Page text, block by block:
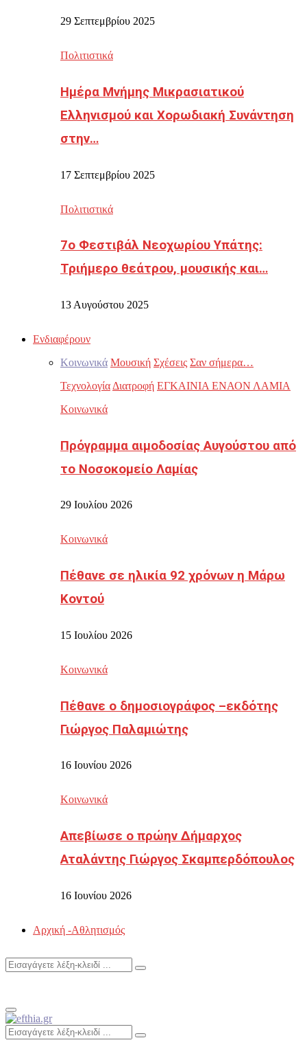
29 Σεπτεμβρίου 2025
Πολιτιστικά
Ημέρα Μνήμης Μικρασιατικού
Ελληνισμού και Χορωδιακή Συνάντηση
στην…
17 Σεπτεμβρίου 2025
Πολιτιστικά
7ο Φεστιβάλ Νεοχωρίου Υπάτης:
Τριήμερο θεάτρου, μουσικής και…
13 Αυγούστου 2025
Ενδιαφέρουν
Κοινωνικά Μουσική Σχέσεις Σαν σήμερα…
Τεχνολογία Διατροφή ΕΓΚΑΙΝΙΑ ΕΝΑΟΝ ΛΑΜΙΑ
Κοινωνικά
Πρόγραμμα αιμοδοσίας Αυγούστου από
το Νοσοκομείο Λαμίας
29 Ιουλίου 2026
Κοινωνικά
Πέθανε σε ηλικία 92 χρόνων η Μάρω
Κοντού
15 Ιουλίου 2026
Κοινωνικά
Πέθανε ο δημοσιογράφος –εκδότης
Γιώργος Παλαμιώτης
16 Ιουνίου 2026
Κοινωνικά
Απεβίωσε ο πρώην Δήμαρχος
Αταλάντης Γιώργος Σκαμπερδόπουλος
16 Ιουνίου 2026
Αρχική -Αθλητισμός
Search
Search
Primary
Menu
Search
for:
Search